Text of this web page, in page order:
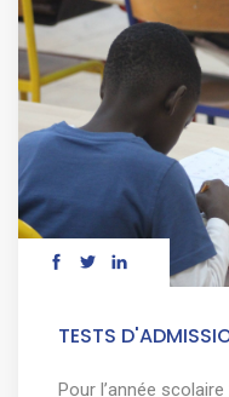
TESTS
Pour l’année